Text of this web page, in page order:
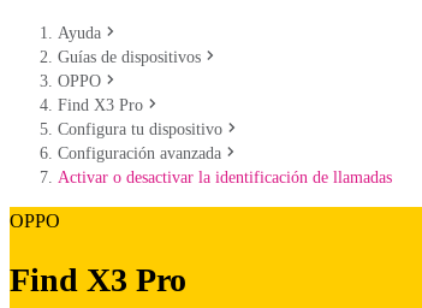
Ayuda
Guías de dispositivos
OPPO
Find X3 Pro
Configura tu dispositivo
Configuración avanzada
Activar o desactivar la identificación de llamadas
OPPO
Find X3 Pro